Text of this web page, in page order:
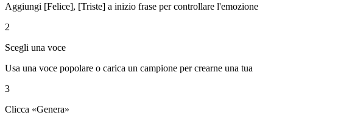
Aggiungi [Felice], [Triste] a inizio frase per controllare l'emozione
2
Scegli una voce
Usa una voce popolare o carica un campione per crearne una tua
3
Clicca «Genera»